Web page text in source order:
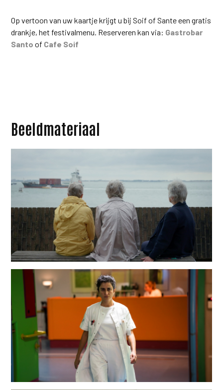
Op vertoon van uw kaartje krijgt u bij Soif of Sante een gratis
drankje, het festivalmenu. Reserveren kan via: Gastrobar
Santo of Cafe Soif
Beeldmateriaal